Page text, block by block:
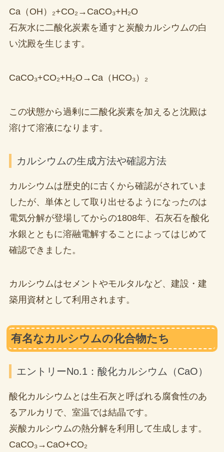
Ca（OH）₂+CO₂→CaCO₃+H₂O
石灰水に二酸化炭素を通すと炭酸カルシウムの白
い沈殿を生じます。
CaCO₃+CO₂+H₂O→Ca（HCO₃）₂
この状態から過剰に二酸化炭素を加えると沈殿は
溶けて溶液になります。
カルシウムの生成方法や確認方法
カルシウムは歴史的に古くから確認がされていま
したが、単体として取り出せるようになったのは
電気分解が登場してからの1808年、石灰石を酸化
水銀とともに溶融電解することによってはじめて
確認できました。
カルシウムはセメントやモルタルなど、建設・建
築用資材として利用されます。
有名なカルシウムの化合物たち
エントリーNo.1：酸化カルシウム（CaO）
酸化カルシウムとは生石灰と呼ばれる腐食性のあ
るアルカリで、室温では結晶です。
炭酸カルシウムの熱分解を利用して生成します。
CaCO₃→CaO+CO₂